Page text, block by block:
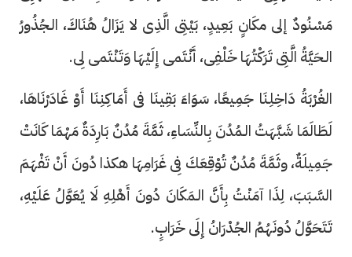
مَسْنُودٌ إلى مكَانٍ بَعِيدٍ، بَيْتِى الَّذِى لا يَزَالُ هُنَاكَ، الـجُذُورُ
الـحَيَّةُ الَّتِى تَرَكْتُهَا خَلْفِى، أَنْتَمى إِلَيْهَا وَتَنْتَمى لِى.
الغُرْبَةُ دَاخِلِنَا جَمِيعًا، سَوَاءَ بَقِينَا فى أَمَاكِنِنَا أَوْ غَادَرْنَاهَا،
لَطَالَمَا شَبَّهَتُ الـمُدُنَ بِالنِّسَاءِ، ثَمَّةَ مُدُنٌ بَارِدَةٌ مَهْمَا كَانَتْ
جَمِيلَةٌ، وثَمَّةَ مُدُنٌ تُوْقِعَكَ فِى غَرَامِهَا هكذا دُونَ أَنْ تَفْهَمَ
السَّبَبَ، لِذَا آمَنْتُ بِأَنَّ الـمَكَانَ دُونَ أَهْلِهِ لَا يُعَوَّلُ عَلَيْهِ،
تَتَحَوَّلُ دُونَهُمُ الجُدْرَانُ إِلَى خَرَابٍ.